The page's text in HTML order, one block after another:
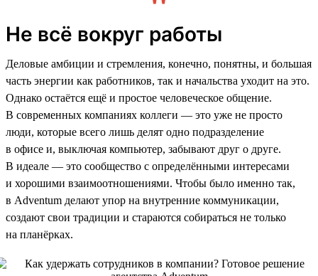
Не всё вокруг работы
Деловые амбиции и стремления, конечно, понятны, и большая
часть энергии как работников, так и начальства уходит на это.
Однако остаётся ещё и простое человеческое общение.
В современных компаниях коллеги — это уже не просто
люди, которые всего лишь делят одно подразделение
в офисе и, выключая компьютер, забывают друг о друге.
В идеале — это сообщество с определёнными интересами
и хорошими взаимоотношениями. Чтобы было именно так,
в Adventum делают упор на внутренние коммуникации,
создают свои традиции и стараются собираться не только
на планёрках.